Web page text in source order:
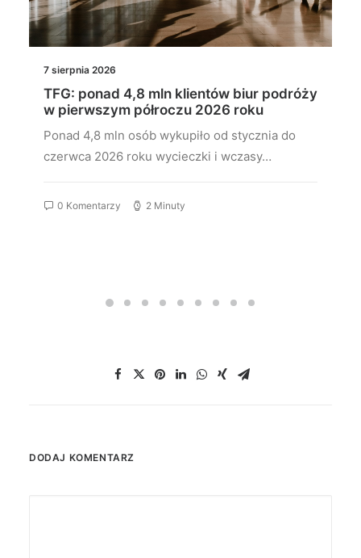
7 sierpnia 2026
TFG: ponad 4,8 mln klientów biur podróży
w pierwszym półroczu 2026 roku
Ponad 4,8 mln osób wykupiło od stycznia do
czerwca 2026 roku wycieczki i wczasy…
0 Komentarzy 2 Minuty
DODAJ KOMENTARZ